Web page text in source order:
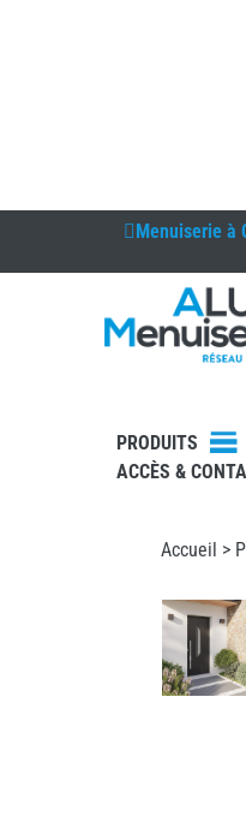
Menuiserie à
PRODUITS
ACCÈS &
Accueil >